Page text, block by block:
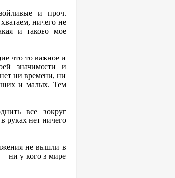
и проч.
ничего не
и таково мое
что-то важное и
значимости и
ни времени, ни
и малых. Тем
все вокруг
руках нет ничего
не вышли в
– ни у кого в мире